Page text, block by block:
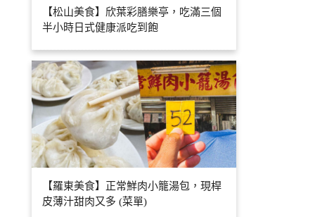
【松山美食】欣葉彩膳樂亭，吃滿三個
半小時日式健康派吃到飽
【羅東美食】正常鮮肉小籠湯包，現桿
皮薄汁甜肉又多 (菜單)